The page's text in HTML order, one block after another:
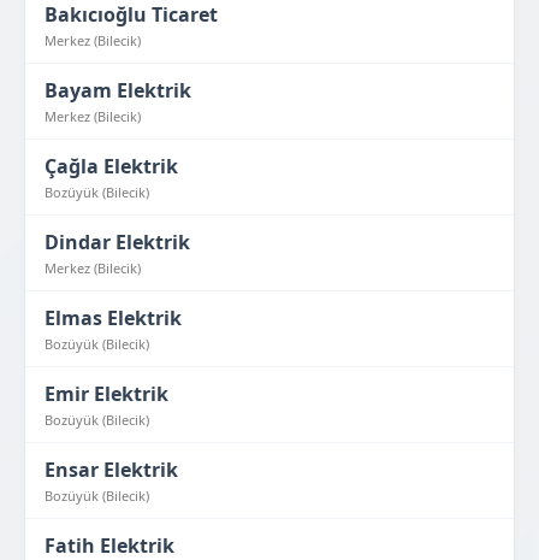
Bakıcıoğlu Ticaret
Merkez (Bilecik)
Bayam Elektrik
Merkez (Bilecik)
Çağla Elektrik
Bozüyük (Bilecik)
Dindar Elektrik
Merkez (Bilecik)
Elmas Elektrik
Bozüyük (Bilecik)
Emir Elektrik
Bozüyük (Bilecik)
Ensar Elektrik
Bozüyük (Bilecik)
Fatih Elektrik